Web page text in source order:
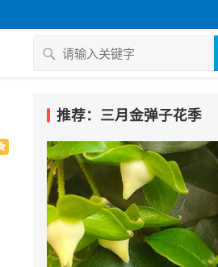
推荐：三月金弹子花季